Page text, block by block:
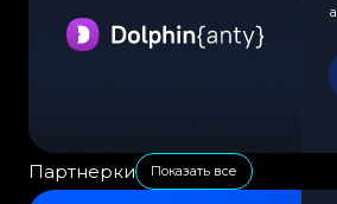
Партнерки Показать все